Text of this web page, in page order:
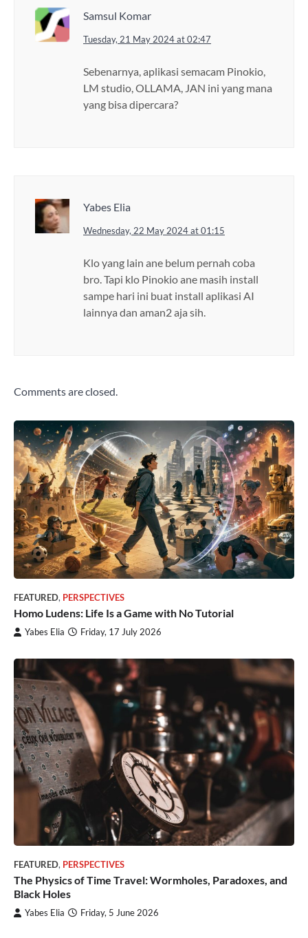
Samsul Komar
Tuesday, 21 May 2024 at 02:47
Sebenarnya, aplikasi semacam Pinokio,
LM studio, OLLAMA, JAN ini yang mana
yang bisa dipercara?
Yabes Elia
Wednesday, 22 May 2024 at 01:15
Klo yang lain ane belum pernah coba
bro. Tapi klo Pinokio ane masih install
sampe hari ini buat install aplikasi AI
lainnya dan aman2 aja sih.
Comments are closed.
FEATURED, PERSPECTIVES
Homo Ludens: Life Is a Game with No Tutorial
Yabes Elia Friday, 17 July 2026
FEATURED, PERSPECTIVES
The Physics of Time Travel: Wormholes, Paradoxes, and
Black Holes
Yabes Elia Friday, 5 June 2026